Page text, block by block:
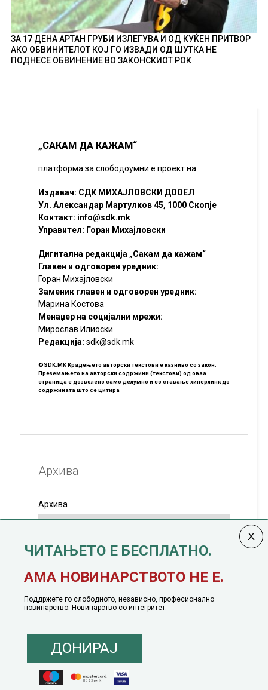
ЗА 17 ДЕНА АРТАН ГРУБИ ИЗЛЕГУВА И ОД КУЌЕН ПРИТВОР
АКО ОБВИНИТЕЛОТ КОЈ ГО ИЗВАДИ ОД ШУТКА НЕ
ПОДНЕСЕ ОБВИНЕНИЕ ВО ЗАКОНСКИОТ РОК
„САКАМ ДА КАЖАМ“
платформа за слободоумни е проект на
Издавач: СДК МИХАЈЛОВСКИ ДООЕЛ
Ул. Александар Мартулков 45, 1000 Скопје
Контакт: info@sdk.mk
Управител: Горан Михајловски
Дигитална редакција „Сакам да кажам“
Главен и одговорен уредник:
Горан Михајловски
Заменик главен и одговорен уредник:
Марина Костова
Менаџер на социјални мрежи:
Мирослав Илиоски
Редакцијa: sdk@sdk.mk
©SDK.MK Крадењето авторски текстови е казниво со закон.
Преземањето на авторски содржини (текстови) од оваа
страница е дозволено само делумно и со ставање хиперлинк до
содржината што се цитира
Архива
Архива
јануари, 1991 година
© 2016 - 2026 Сакам Да Кажам. Сите права задржани |
Понуда за политичко рекламирање
Политика на инклузија
Кодекс на однесување
ЧИТАЊЕТО Е БЕСПЛАТНО.
АМА НОВИНАРСТВОТО НЕ Е.
Поддржете го слободното, независно, професионално
новинарство. Новинарство со интегритет.
ДОНИРАЈ